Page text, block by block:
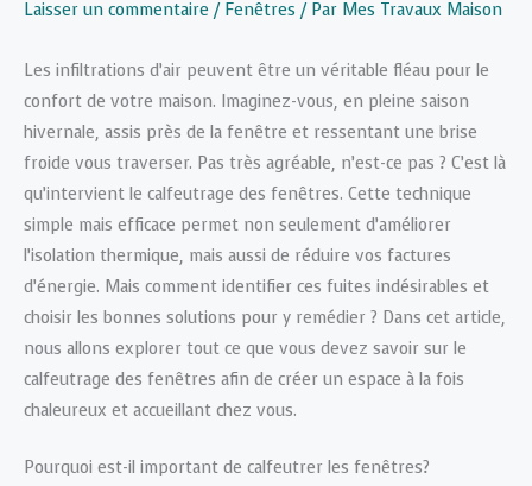
Laisser un commentaire / Fenêtres / Par Mes Travaux Maison
Les infiltrations d’air peuvent être un véritable fléau pour le
confort de votre maison. Imaginez-vous, en pleine saison
hivernale, assis près de la fenêtre et ressentant une brise
froide vous traverser. Pas très agréable, n’est-ce pas ? C’est là
qu’intervient le calfeutrage des fenêtres. Cette technique
simple mais efficace permet non seulement d’améliorer
l’isolation thermique, mais aussi de réduire vos factures
d’énergie. Mais comment identifier ces fuites indésirables et
choisir les bonnes solutions pour y remédier ? Dans cet article,
nous allons explorer tout ce que vous devez savoir sur le
calfeutrage des fenêtres afin de créer un espace à la fois
chaleureux et accueillant chez vous.
Pourquoi est-il important de calfeutrer les fenêtres?